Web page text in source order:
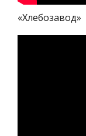
«Хлебозавод»